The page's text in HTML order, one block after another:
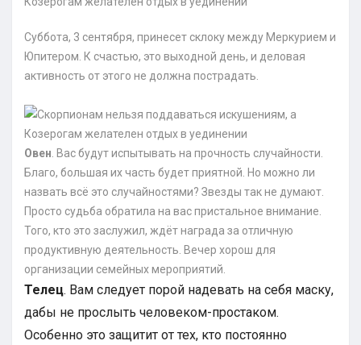
Суббота, 3 сентября, принесет склоку между Меркурием и
Юпитером. К счастью, это выходной день, и деловая
активность от этого не должна пострадать.
Овен. Вас будут испытывать на прочность случайности.
Благо, большая их часть будет приятной. Но можно ли
назвать всё это случайностями? Звезды так не думают.
Просто судьба обратила на вас пристальное внимание.
Того, кто это заслужил, ждёт награда за отличную
продуктивную деятельность. Вечер хорош для
организации семейных мероприятий.
Телец. Вам следует порой надевать на себя маску,
дабы не прослыть человеком-простаком.
Особенно это защитит от тех, кто постоянно